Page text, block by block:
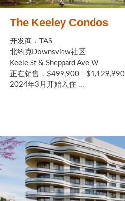
The Keeley Condos
开发商：TAS
北约克Downsview社区
Keele St & Sheppard Ave W
正在销售，$499,900 - $1,129,990
2024年3月开始入住 ...